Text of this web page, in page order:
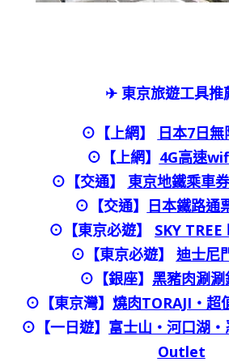
✈ 東京旅遊工具
⊙【上網】
日本7日
⊙【上網】 4G高速
⊙【交通】 東京地鐵乘車
⊙ 【交通】 日本鐵路通
⊙【東京必遊】 SKY
⊙【東京必遊】 迪士尼
⊙ 【銀座】 黑豬肉涮
⊙ 【東京灣】 燒肉TORAJI・超
⊙【一日遊】 富士山・河口湖
Outlet